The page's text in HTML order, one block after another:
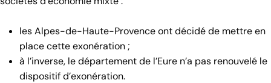
les Alpes-de-Haute-Provence ont décidé de mettre en
place cette exonération ;
à l’inverse, le département de l’Eure n’a pas renouvelé le
dispositif d’exonération.